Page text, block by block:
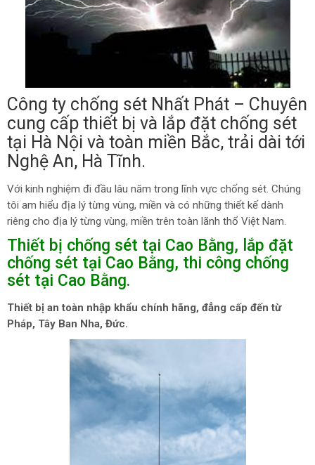
Công ty chống sét Nhất Phát – Chuyên
cung cấp thiết bị và lắp đặt chống sét
tại Hà Nội và toàn miền Bắc, trải dài tới
Nghệ An, Hà Tĩnh.
Với kinh nghiệm đi đầu lâu năm trong lĩnh vực chống sét. Chúng
tôi am hiểu địa lý từng vùng, miền và có những thiết kế dành
riêng cho địa lý từng vùng, miền trên toàn lãnh thổ Việt Nam.
Thiết bị chống sét tại Cao Bằng, lắp đặt
chống sét tại Cao Bằng, thi công chống
sét tại Cao Bằng.
Thiết bị an toàn nhập khẩu chính hãng, đẳng cấp đến từ
Pháp, Tây Ban Nha, Đức.